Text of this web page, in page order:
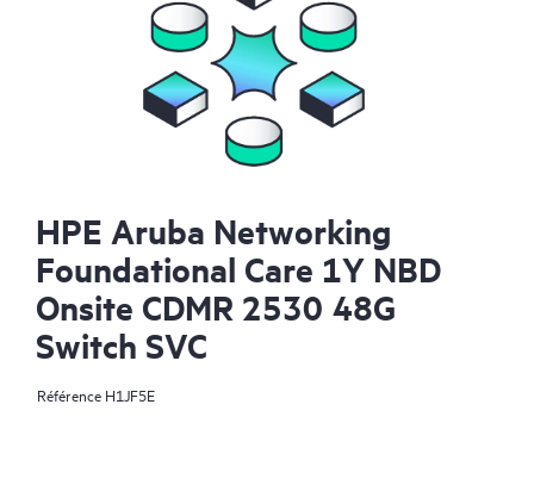
HPE Aruba Networking
Foundational Care 1Y NBD
Onsite CDMR 2530 48G
Switch SVC
Référence H1JF5E